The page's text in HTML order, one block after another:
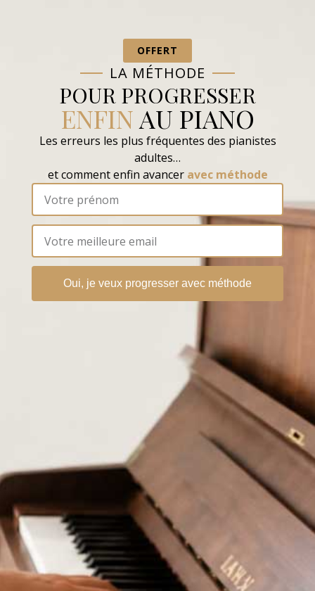
OFFERT
LA MÉTHODE
POUR PROGRESSER
ENFINAU PIANO
Les erreurs les plus fréquentes des pianistes
adultes…
et comment enfin avancer avec méthode
Oui, je veux progresser avec méthode